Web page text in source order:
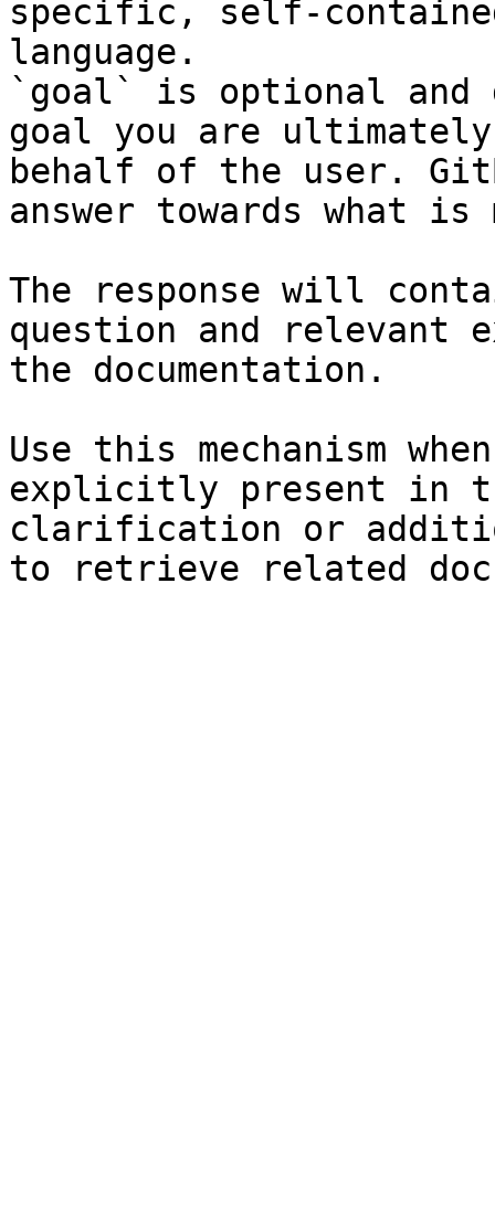
specific, self-
language.
`goal` is optional and
goal you are
behalf of the user.
answer towards what
The response will
question and relevant
the documentation.
Use this mechanism
explicitly present in
clarification or